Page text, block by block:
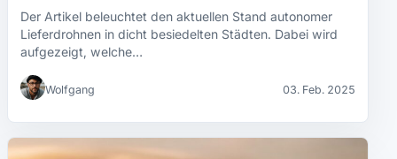
Der Artikel beleuchtet den aktuellen Stand autonomer
Lieferdrohnen in dicht besiedelten Städten. Dabei wird
aufgezeigt, welche…
Wolfgang 03. Feb. 2025